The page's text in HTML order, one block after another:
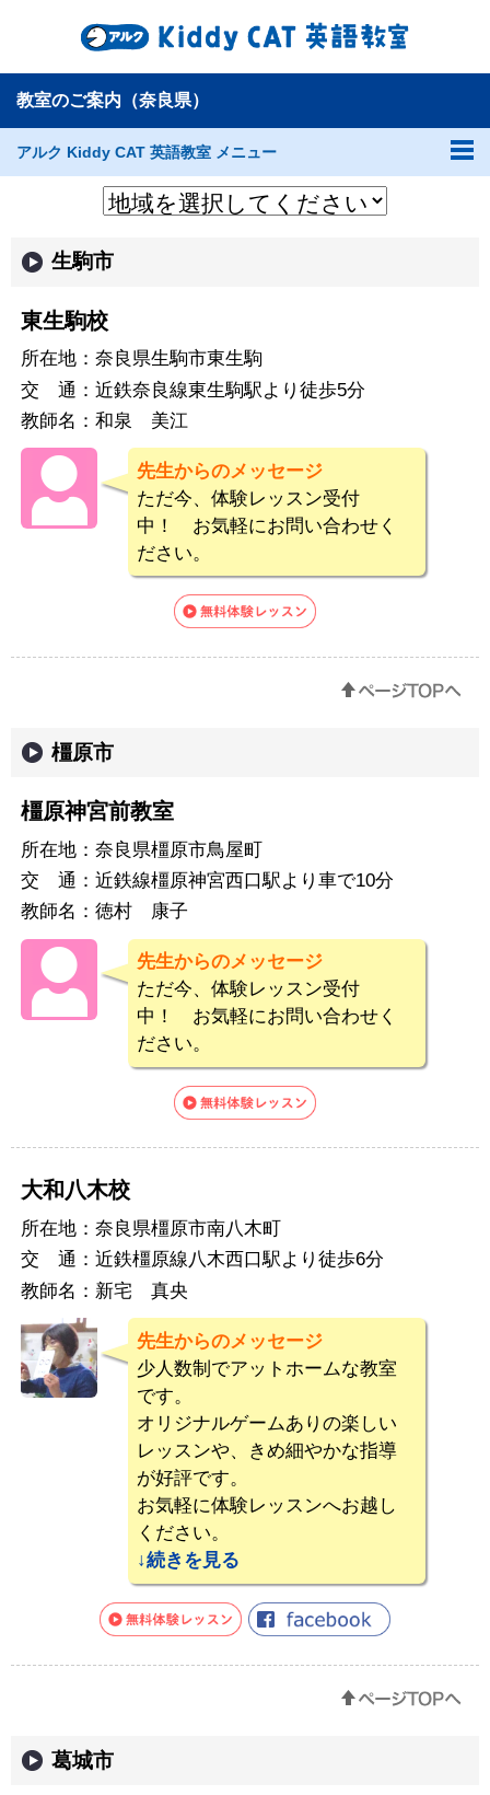
教室のご案内（奈良県）
アルク Kiddy CAT 英語教室 メニュー
生駒市
東生駒校
所在地： 奈良県生駒市東生駒
交 通： 近鉄奈良線東生駒駅より徒歩5分
教師名： 和泉 美江
先生からのメッセージ
ただ今、体験レッスン受付
中！ お気軽にお問い合わせく
ださい。
橿原市
橿原神宮前教室
所在地： 奈良県橿原市鳥屋町
交 通： 近鉄線橿原神宮西口駅より車で10分
教師名： 徳村 康子
先生からのメッセージ
ただ今、体験レッスン受付
中！ お気軽にお問い合わせく
ださい。
大和八木校
所在地： 奈良県橿原市南八木町
交 通： 近鉄橿原線八木西口駅より徒歩6分
教師名： 新宅 真央
先生からのメッセージ
少人数制でアットホームな教室
です。
オリジナルゲームありの楽しい
レッスンや、きめ細やかな指導
が好評です。
お気軽に体験レッスンへお越し
ください。
続き
葛城市